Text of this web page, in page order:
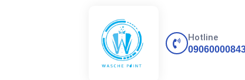
Hotline